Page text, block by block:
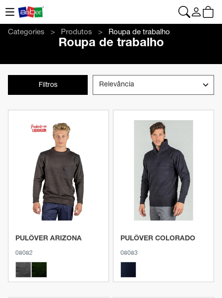
Categories Produtos Roupa de trabalho
Roupa de trabalho
Filtros
Ver produto
PULÔVER ARIZONA
08082
Ver produto
PULÔVER COLORADO
08083